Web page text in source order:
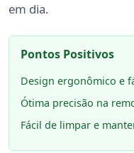
em dia.
Pontos Positivos
Design ergonômico e
Ótima precisão na
Fácil de limpar e